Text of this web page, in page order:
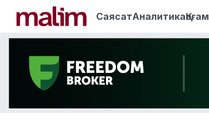
СаясатАналитикаҚоғам